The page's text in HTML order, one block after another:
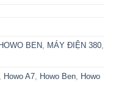
HOWO BEN, MÁY ĐIỆN 380,
, Howo A7, Howo Ben, Howo